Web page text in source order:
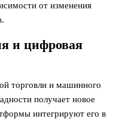
от изменения
и цифровая
торговли и машинного
получает новое
интегрируют его в